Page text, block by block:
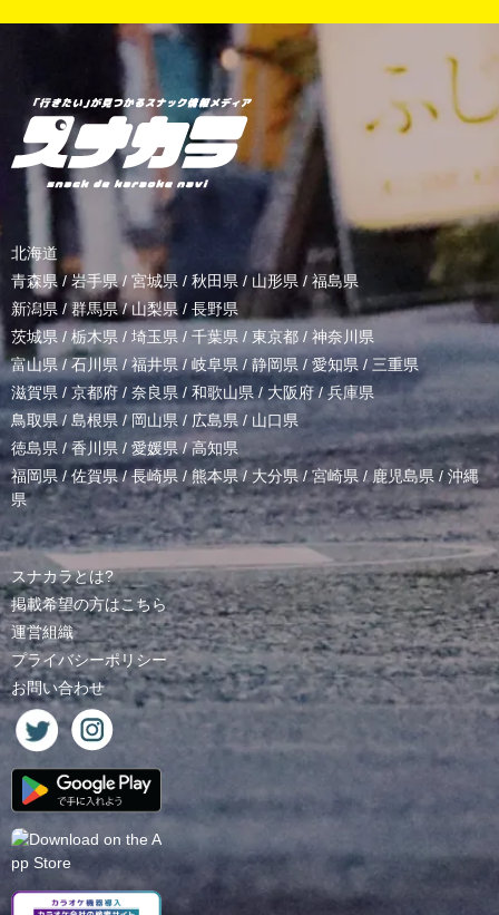
北海道
青森県 /岩手県/ 宮城県 / 秋田県 / 山形県 / 福島県
新潟県 /群馬県/山梨県 / 長野県
茨城県 / 栃木県 / 埼玉県 / 千葉県 / 東京都 / 神奈川県
富山県 /石川県 / 福井県/岐阜県 / 静岡県 / 愛知県 / 三重県
滋賀県 / 京都府 / 奈良県 / 和歌山県 / 大阪府 /兵庫県
鳥取県 / 島根県 /岡山県/ 広島県 / 山口県
徳島県 /香川県 / 愛媛県/高知県
福岡県 / 佐賀県/長崎県 /熊本県 / 大分県/宮崎県 / 鹿児島県 / 沖縄
県
スナカラとは?
掲載希望の方はこちら
運営組織
プライバシーポリシー
お問い合わせ